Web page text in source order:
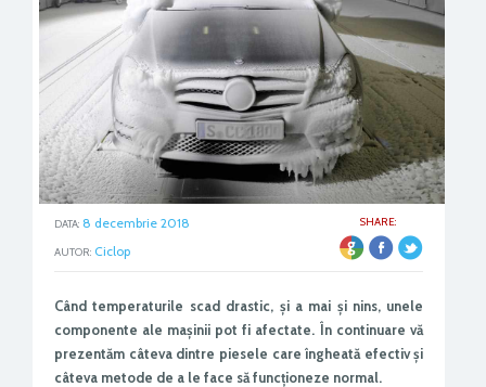
SHARE:
DATA: 8 decembrie 2018
AUTOR: Ciclop
Când temperaturile scad drastic, și a mai și nins, unele
componente ale mașinii pot fi afectate. În continuare vă
prezentăm câteva dintre piesele care îngheată efectiv și
câteva metode de a le face să funcționeze normal.